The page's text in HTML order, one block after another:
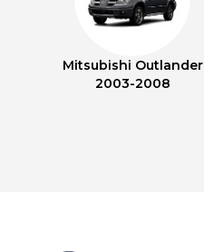
Mitsubishi Outlander
2003-2008